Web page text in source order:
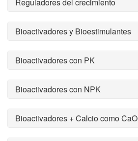
Bioactivadores y Bioestimulantes
Bioactivadores con PK
Bioactivadores con NPK
Bioactivadores + Calcio como CaO